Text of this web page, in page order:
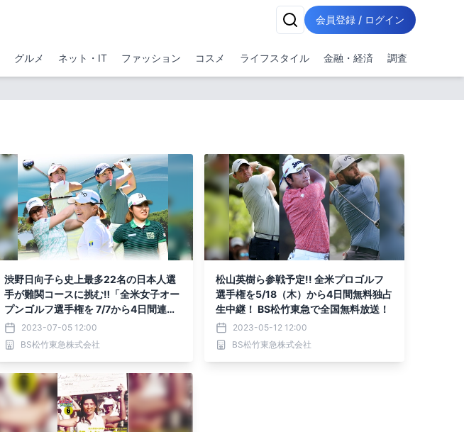
会員登録 / ログイン
グルメ ネット・IT ファッション コスメ ライフスタイル 金融・経済 調査
渋野日向子ら史上最多22名の日本人選
手が難関コースに挑む‼「全米女子オー
プンゴルフ選手権を 7/7から4日間連続
生中継！ ＢＳ松竹東急（BS260ch）で
無料放送！」【ゴルフメジャー大会 無
料独占生中継 】
2023-07-05 12:00
BS松竹東急株式会社
松山英樹ら参戦予定!! 全米プロゴルフ
選手権を5/18（木）から4日間無料独占
生中継！ BS松竹東急で全国無料放送！
2023-05-12 12:00
BS松竹東急株式会社